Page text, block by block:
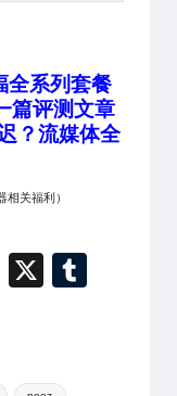
全系列套餐
篇评测文章
？流媒体全
关福利）
T
X